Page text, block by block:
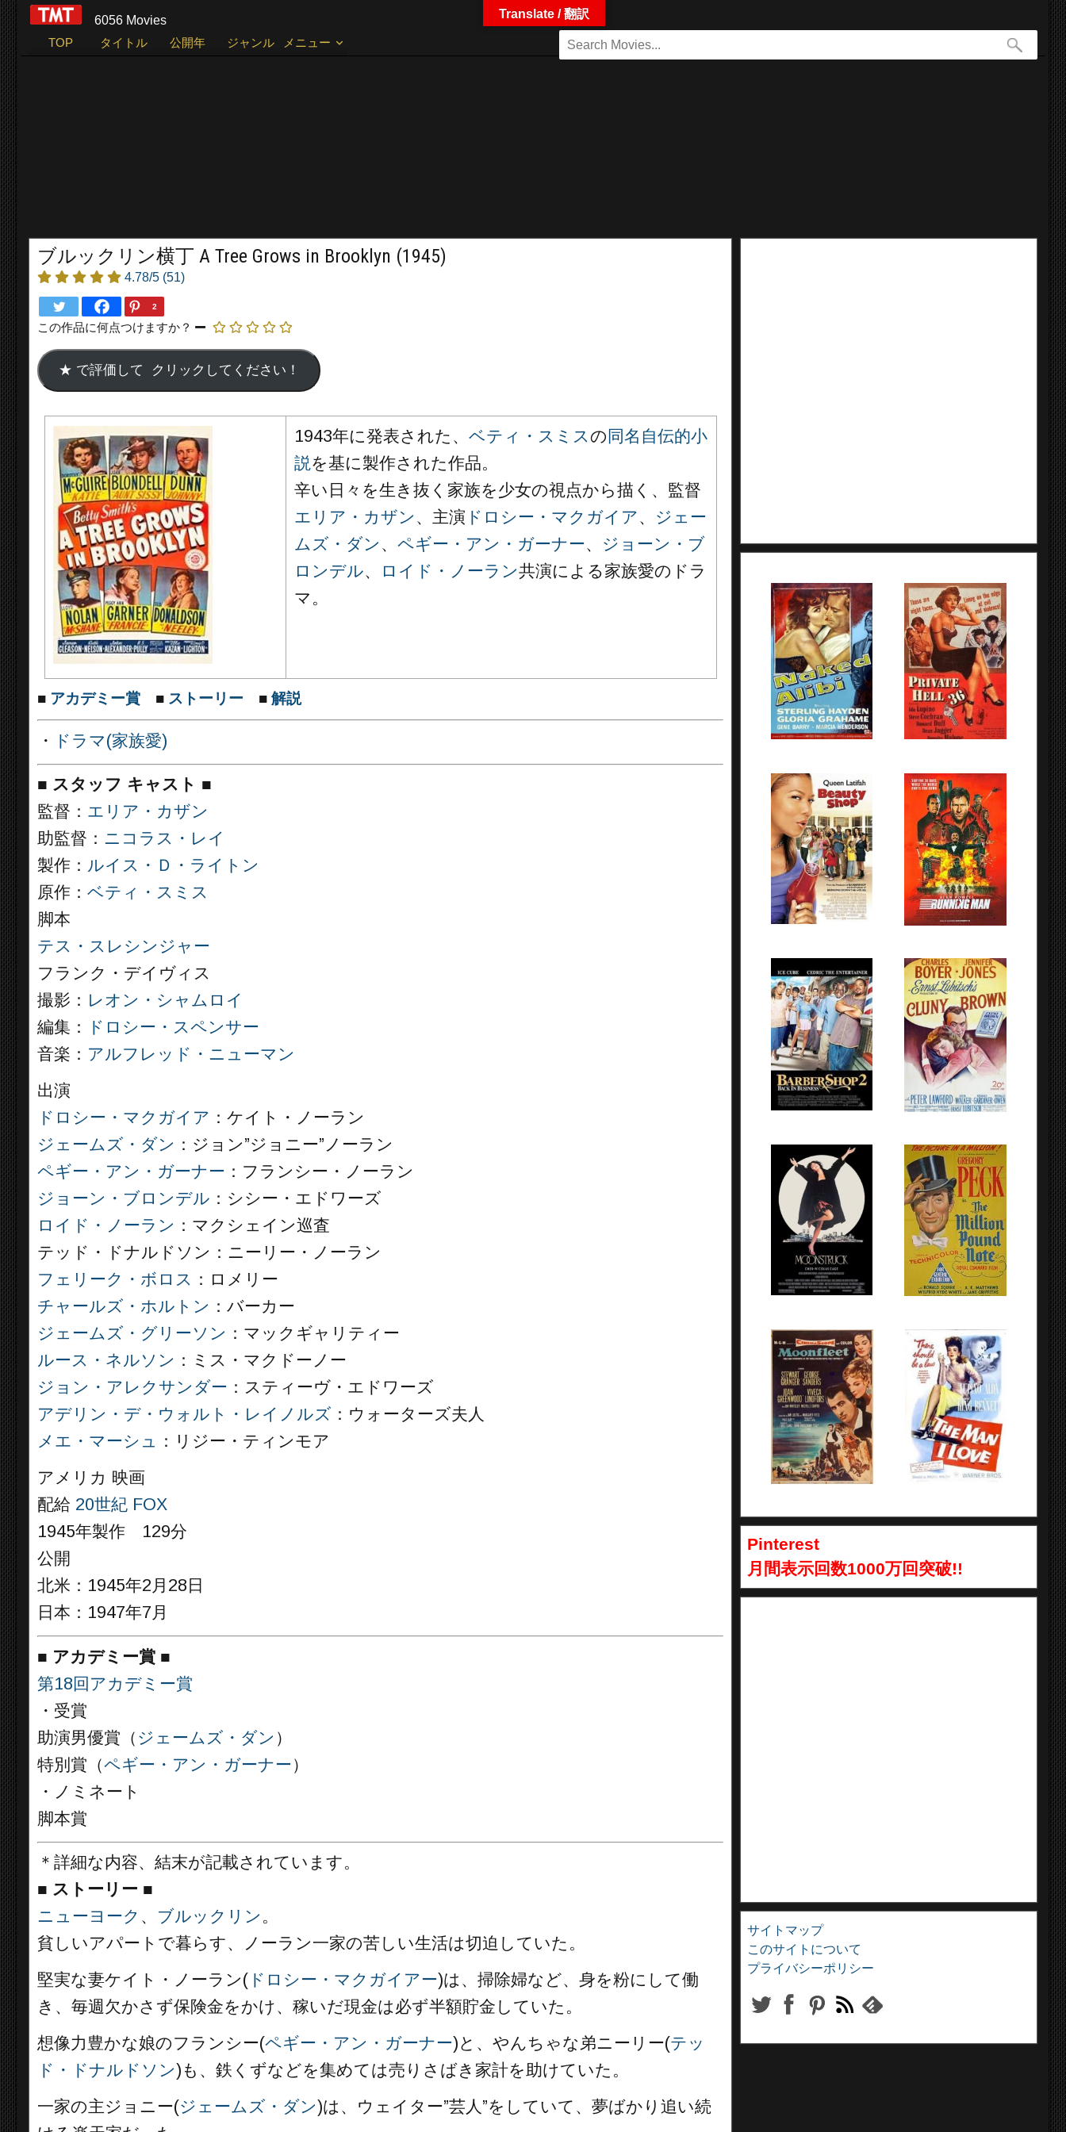
6056 Movies
TOP
タイトル 公開年 ジャンル メニュー
ブルックリン横丁 A Tree Grows in Brooklyn (1945)
4.78/5 (51)
2
この作品に何点つけますか？
1943年に発表された、 ベティ・スミスの 同名自伝的小
説を基に製作された作品。
辛い日々を生き抜く家族を少女の視点から描く、監督
エリア・カザン 、主演 ドロシー・マクガイア、 ジェー
ムズ・ダン 、 ペギー・アン・ガーナー、 ジョーン・ブ
ロンデル、 ロイド・ノーラン共演による家族愛のドラ
マ。
■ アカデミー賞 ■ ストーリー ■ 解説
・ ドラマ(家族愛)
■ スタッフ キャスト ■
監督： エリア・カザン
助監督： ニコラス・レイ
製作： ルイス・Ｄ・ライトン
原作： ベティ・スミス
脚本
テス・スレシンジャー
フランク・デイヴィス
撮影： レオン・シャムロイ
編集：
ドロシー・スペンサー
音楽： アルフレッド・ニューマン
出演
ドロシー・マクガイア ：ケイト・ノーラン
ジェームズ・ダン ：ジョン”ジョニー”ノーラン
ペギー・アン・ガーナー ：フランシー・ノーラン
ジョーン・ブロンデル ：シシー・エドワーズ
ロイド・ノーラン ：マクシェイン巡査
テッド・ドナルドソン：ニーリー・ノーラン
フェリーク・ボロス ：ロメリー
チャールズ・ホルトン ：バーカー
ジェームズ・グリーソン ：マックギャリティー
ルース・ネルソン ：ミス・マクドーノー
ジョン・アレクサンダー ：スティーヴ・エドワーズ
アデリン・デ・ウォルト・レイノルズ ：ウォーターズ夫人
メエ・マーシュ ：リジー・ティンモア
アメリカ 映画
配給 20世紀 FOX
1945年製作 129分
公開
北米：1945年2月28日
日本：1947年7月
■ アカデミー賞 ■
第18回アカデミー賞
・受賞
助演男優賞（ ジェームズ・ダン ）
特別賞（ペギー・アン・ガーナー）
・ノミネート
脚本賞
＊詳細な内容、結末が記載されています。
■ ストーリー ■
ニューヨーク 、 ブルックリン 。
貧しいアパートで暮らす、ノーラン一家の苦しい生活は切迫していた。
堅実な妻ケイト・ノーラン( ドロシー・マクガイアー)は、掃除婦など、身を粉にして働
き、毎週欠かさず保険金をかけ、稼いだ現金は必ず半額貯金していた。
想像力豊かな娘のフランシー(ペギー・アン・ガーナー)と、やんちゃな弟ニーリー(テッ
ド・ドナルドソン)も、鉄くずなどを集めては売りさばき家計を助けていた。
一家の主ジョニー(ジェームズ・ダン)は、ウェイター”芸人”をしていて、夢ばかり追い続
Pinterest
月間表示回数1000万回突破!!
サイトマップ
このサイトについて
プライバシーポリシー
Translate / 翻訳